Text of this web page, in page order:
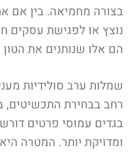
בצורה מחמיאה. בין אם
נוצץ או לפגישת עסקים
הם אלו שנותנים את הטון
שמלות ערב סולידיות
רחב בבחירת התכשיטים,
בגדים עמוסי פרטים
ומדויקת יותר. המטרה